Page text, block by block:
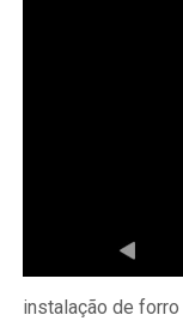
instalação de